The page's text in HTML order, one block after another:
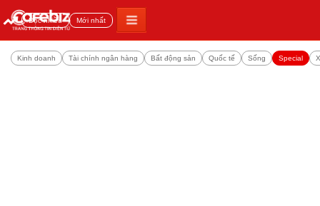
Đọc nhiều Mới nhất
Kinh doanh Tài chính ngân hàng Bất động sản Quốc tế Sống Special